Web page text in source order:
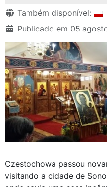
Detalhes
Também disponível:
Publicado em 05
Czestochowa passou
visitando a cidade de